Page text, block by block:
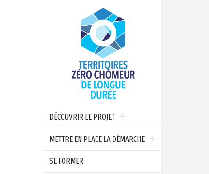
DÉCOUVRIR LE PROJET
METTRE EN PLACE LA DÉMARCHE
SE FORMER